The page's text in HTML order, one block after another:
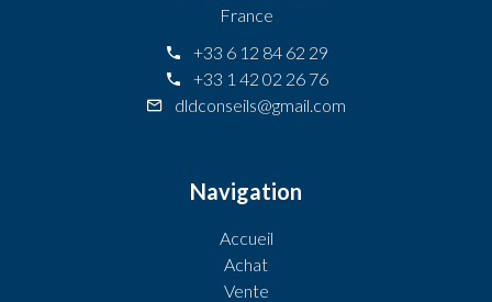
France
+33 6 12 84 62 29
+33 1 42 02 26 76
dldconseils@gmail.com
Navigation
Accueil
Achat
Vente